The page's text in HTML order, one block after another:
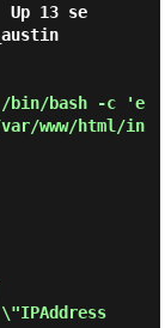
13 se
/bin/bash -c 'e
www/html/in